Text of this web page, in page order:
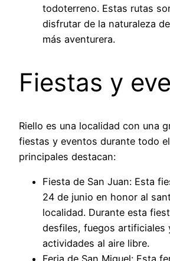
todoterreno. Estas rutas
disfrutar de la naturaleza
más aventurera.
Fiestas y
Riello es una localidad con una
fiestas y eventos durante todo
principales destacan:
Fiesta de San Juan: Esta
24 de junio en honor al
localidad. Durante esta
desfiles, fuegos artificiales
actividades al aire libre.